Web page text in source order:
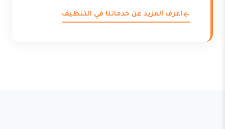
اعرف المزيد عن خدماتنا في التنظيف